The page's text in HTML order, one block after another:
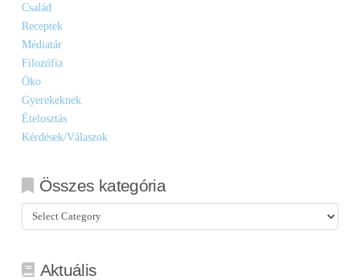
Család
Receptek
Médiatár
Filozófia
Öko
Gyerekeknek
Ételosztás
Kérdések/Válaszok
Összes kategória
Összes
kategória
Aktuális